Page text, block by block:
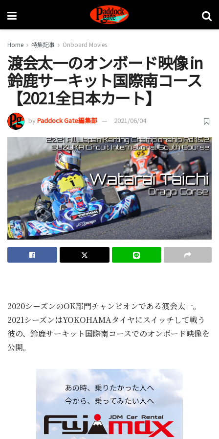
Home 特集記事 Onboard Movies
渡会太一のオンボード映像 in
鈴鹿サーキット国際南コース
【2021全日本カート】
byPaddock Gate編集部 2021/06/04
2020シーズンのOK部門チャンピオンである渡会太一。
2021シーズンはYOKOHAMAタイヤにスイッチして戦う
彼の、鈴鹿サーキット国際南コースでのオンボード映像を
公開。